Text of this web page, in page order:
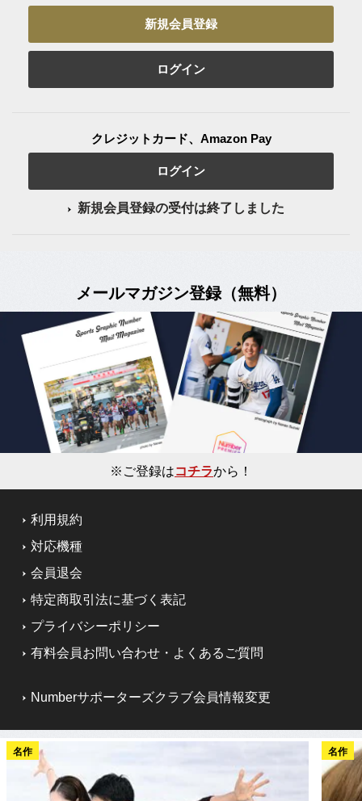
新規会員登録
ログイン
クレジットカード、Amazon Pay
ログイン
新規会員登録の受付は終了しました
メールマガジン登録（無料）
※ご登録はコチラから！
利用規約
対応機種
会員退会
特定商取引法に基づく表記
プライバシーポリシー
有料会員お問い合わせ・よくあるご質問
Numberサポーターズクラブ会員情報変更
名作 名作